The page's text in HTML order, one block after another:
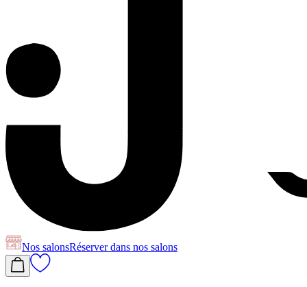
Nos salonsRéserverdans nos salons